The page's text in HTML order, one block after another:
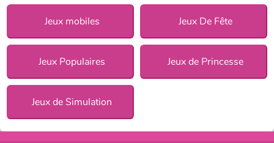
Jeux mobiles Jeux De Fête
Jeux Populaires Jeux de Princesse
Jeux de Simulation